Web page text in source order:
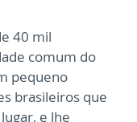
40 mil
comum do
pequeno
brasileiros que
e lhe